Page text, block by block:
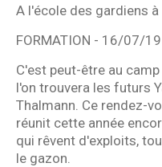
A l'école des gardiens à
FORMATION - 16/07/19
C'est peut-être au
l'on trouvera les futurs
Thalmann. Ce rendez-
réunit cette année
qui rêvent d'exploits,
le gazon.